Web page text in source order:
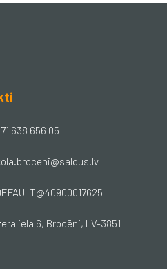
638 656 05
iela 6, Brocēni, LV-3851